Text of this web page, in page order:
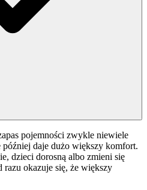
pojemności zwykle niewiele
daje dużo większy komfort.
dzieci dorosną albo zmieni się
razu okazuje się, że większy